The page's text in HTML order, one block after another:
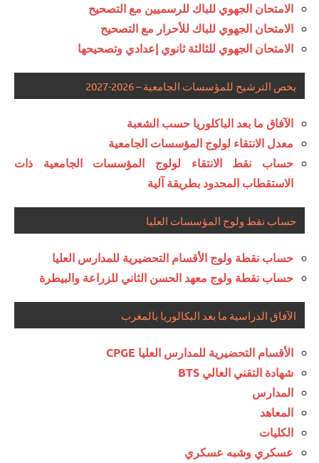
الامتحان الجهوي للباك للرسميين مع التصحيح
الامتحان الجهوي للباك للأحرار مع التصحيح
الامتحان الجهوي للثالثة ثانوي إعدادي وتصحيحها
يخص الترشيح للمؤسسات الجامعية – 2026-2027
الآفاق ما بعد الباكلوريا حسب الشعبة
معدل الانتقاء لولوج المؤسسات الجامعية
حساب نقط الانتقاء لولوج المؤسسات الجامعية ذات
الاستقطاب المحدود بطريقة آلية
حساب نقط ولوج المؤسسات العليا
حساب نقطة ولوج الأقسام التحضيرية للمدارس العليا
حساب نقطة ولوج معهد الحسن الثاني للزراعة والبيطرة
الآفاق الدراسية ما بعد البكالوريا بالمغرب
الأقسام التحضيرية للمدارس العليا CPGE
شهادة التقني العالي BTS
المدارس
المعاهد
الكليات
عسكري وشبه عسكري